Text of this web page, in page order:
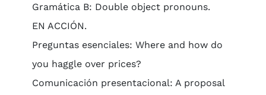
Gramática B: Double object pronouns.
EN ACCIÓN.
Preguntas esenciales: Where and how do
you haggle over prices?
Comunicación presentacional: A proposal